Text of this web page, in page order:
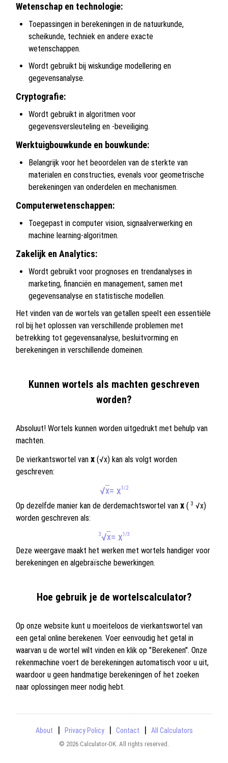
Wetenschap en technologie:
Toepassingen in berekeningen in de natuurkunde,
scheikunde, techniek en andere exacte
wetenschappen.
Wordt gebruikt bij wiskundige modellering en
gegevensanalyse.
Cryptografie:
Wordt gebruikt in algoritmen voor
gegevensversleuteling en -beveiliging.
Werktuigbouwkunde en bouwkunde:
Belangrijk voor het beoordelen van de sterkte van
materialen en constructies, evenals voor geometrische
berekeningen van onderdelen en mechanismen.
Computerwetenschappen:
Toegepast in computer vision, signaalverwerking en
machine learning-algoritmen.
Zakelijk en Analytics:
Wordt gebruikt voor prognoses en trendanalyses in
marketing, financiën en management, samen met
gegevensanalyse en statistische modellen.
Het vinden van de wortels van getallen speelt een essentiële
rol bij het oplossen van verschillende problemen met
betrekking tot gegevensanalyse, besluitvorming en
berekeningen in verschillende domeinen.
Kunnen wortels als machten geschreven
worden?
Absoluut! Wortels kunnen worden uitgedrukt met behulp van
machten.
De vierkantswortel vanx (√x) kan als volgt worden
geschreven:
√x= x1/2
Op dezelfde manier kan de derdemachtswortel vanx (3 √x)
worden geschreven als:
3√x= x1/3
Deze weergave maakt het werken met wortels handiger voor
berekeningen en algebraïsche bewerkingen.
Hoe gebruik je de wortelscalculator?
Op onze website kunt u moeiteloos de vierkantswortel van
een getal online berekenen. Voer eenvoudig het getal in
waarvan u de wortel wilt vinden en klik op "Berekenen". Onze
rekenmachine voert de berekeningen automatisch voor u uit,
waardoor u geen handmatige berekeningen of het zoeken
naar oplossingen meer nodig hebt.
About | Privacy Policy | Contact | All Calculators
© 2026 Calculator-OK. All rights reserved.